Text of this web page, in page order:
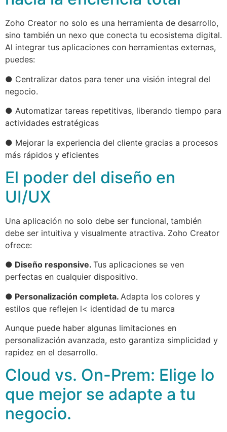
Zoho Creator no solo es una herramienta de desarrollo,
sino también un nexo que conecta tu ecosistema digital.
Al integrar tus aplicaciones con herramientas externas,
puedes:
● Centralizar datos para tener una visión integral del
negocio.
● Automatizar tareas repetitivas, liberando tiempo para
actividades estratégicas
● Mejorar la experiencia del cliente gracias a procesos
más rápidos y eficientes
El poder del diseño en
UI/UX
Una aplicación no solo debe ser funcional, también
debe ser intuitiva y visualmente atractiva. Zoho Creator
ofrece:
● Diseño responsive. Tus aplicaciones se ven
perfectas en cualquier dispositivo.
● Personalización completa. Adapta los colores y
estilos que reflejen l< identidad de tu marca
Aunque puede haber algunas limitaciones en
personalización avanzada, esto garantiza simplicidad y
rapidez en el desarrollo.
Cloud vs. On-Prem: Elige lo
que mejor se adapte a tu
negocio.